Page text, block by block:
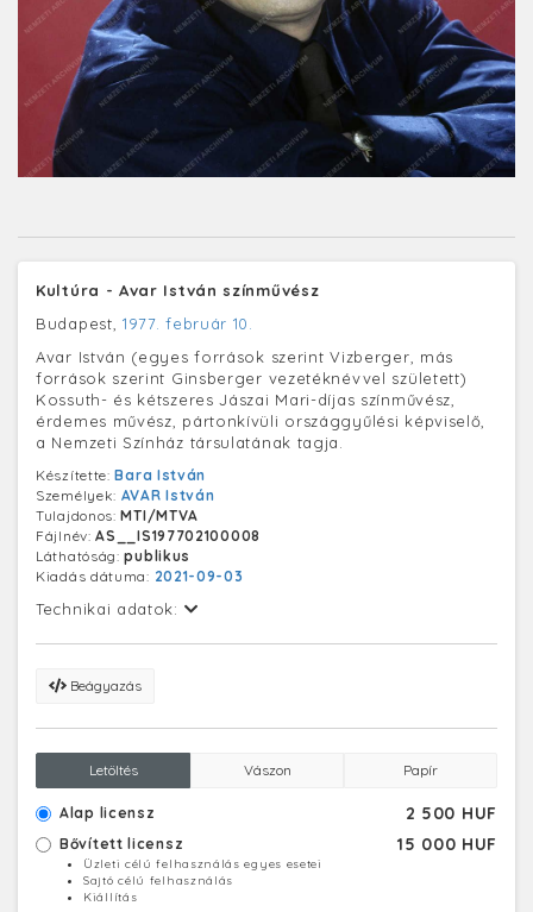
Kultúra - Avar István színművész
Budapest, 1977. február 10.
Avar István (egyes források szerint Vizberger, más
források szerint Ginsberger vezetéknévvel született)
Kossuth- és kétszeres Jászai Mari-díjas színművész,
érdemes művész, pártonkívüli országgyűlési képviselő,
a Nemzeti Színház társulatának tagja.
Készítette:Bara István
Személyek: AVAR István
Tulajdonos:MTI/MTVA
Fájlnév:AS__IS197702100008
Láthatóság:publikus
Kiadás dátuma: 2021-09-03
Technikai adatok:
Beágyazás
Letöltés Vászon Papír
Alap licensz 2 500 HUF
Bővített licensz 15 000 HUF
Üzleti célú felhasználás egyes esetei
Sajtó célú felhasználás
Kiállítás